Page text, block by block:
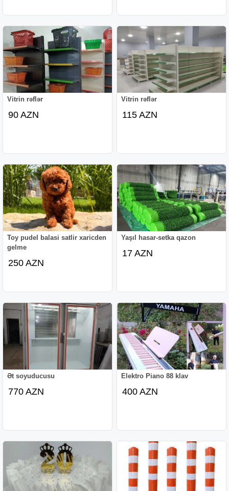
Vitrin rəflər
90 AZN
Vitrin rəflər
115 AZN
Toy pudel balasi satlir xaricden
gelme
250 AZN
Yaşıl hasar-setka qazon
17 AZN
Ət soyuducusu
770 AZN
Elektro Piano 88 klav
400 AZN